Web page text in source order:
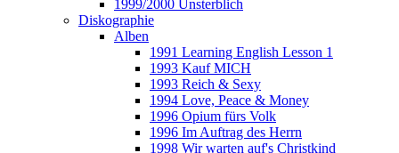
1999/2000 Unsterblich
Diskographie
Alben
1991 Learning English Lesson 1
1993 Kauf MICH
1993 Reich & Sexy
1994 Love, Peace & Money
1996 Opium fürs Volk
1996 Im Auftrag des Herrn
1998 Wir warten auf's Christkind